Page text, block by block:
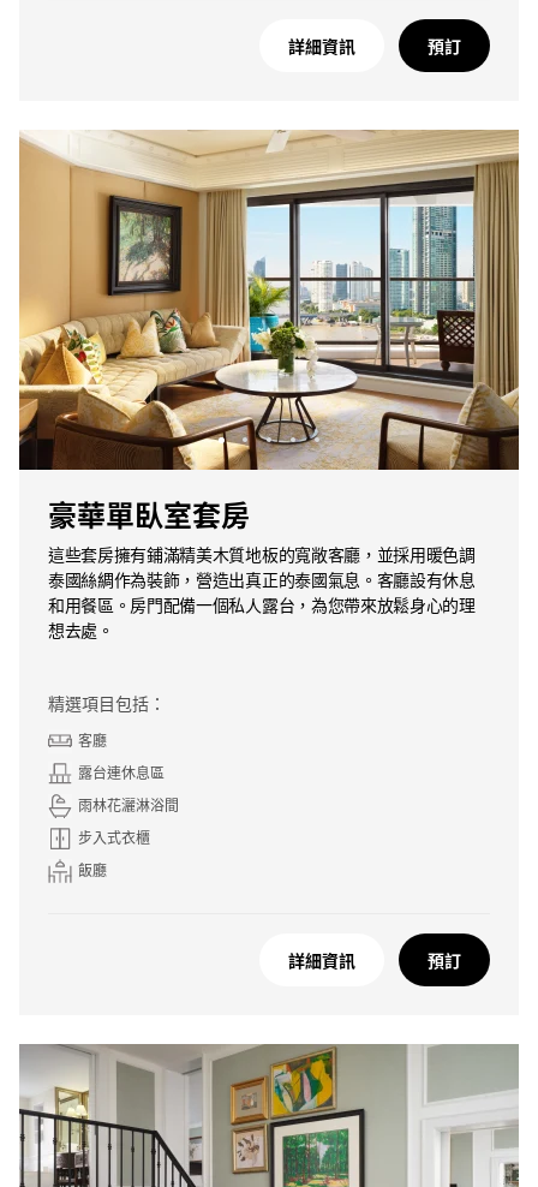
詳細資訊 預訂
豪華單臥室套房
這些套房擁有鋪滿精美木質地板的寬敞客廳，並採用暖色調
泰國絲綢作為裝飾，營造出真正的泰國氣息。客廳設有休息
和用餐區。房門配備一個私人露台，為您帶來放鬆身心的理
想去處。
精選項目包括：
客廳
露台連休息區
雨林花灑淋浴間
步入式衣櫃
飯廳
詳細資訊 預訂